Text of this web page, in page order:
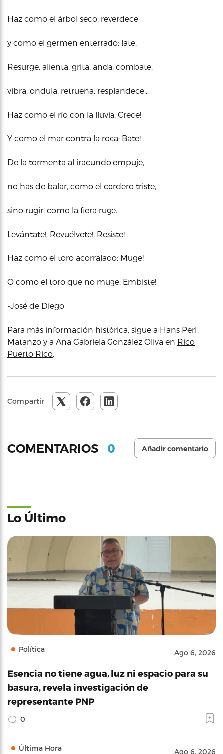
Haz como el árbol seco: reverdece
y como el germen enterrado: late.
Resurge, alienta, grita, anda, combate,
vibra, ondula, retruena, resplandece…
Haz como el río con la lluvia: Crece!
Y como el mar contra la roca: Bate!
De la tormenta al iracundo empuje,
no has de balar, como el cordero triste,
sino rugir, como la fiera ruge.
Levántate!, Revuélvete!, Resiste!
Haz como el toro acorralado: Muge!
O como el toro que no muge: Embiste!
-José de Diego
Para más información histórica, sigue a Hans Perl
Matanzo y a Ana Gabriela González Oliva en Rico
Puerto Rico.
Compartir
COMENTARIOS 0 Añadir comentario
Lo Último
Política Ago 6, 2026
Esencia no tiene agua, luz ni espacio para su
basura, revela investigación de
representante PNP
0
Última Hora Ago 6, 2026